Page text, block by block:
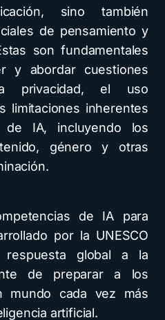
sino también
de pensamiento y
son fundamentales
y abordar cuestiones
privacidad, el uso
limitaciones inherentes
IA, incluyendo los
género y otras
de IA para
por la UNESCO
respuesta global a la
de preparar a los
mundo cada vez más
artificial.